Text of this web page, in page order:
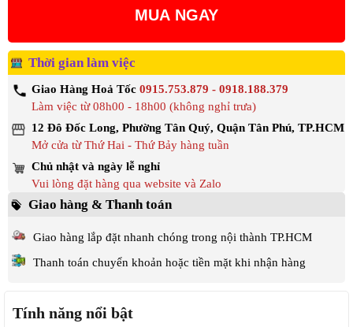
MUA NGAY
Thời gian làm việc
Giao Hàng Hoả Tốc 0915.753.879 - 0918.188.379
Làm việc từ 08h00 - 18h00 (không nghỉ trưa)
12 Đô Đốc Long, Phường Tân Quý, Quận Tân Phú, TP.HCM
Mở cửa từ Thứ Hai - Thứ Bảy hàng tuần
Chủ nhật và ngày lễ nghỉ
Vui lòng đặt hàng qua website và Zalo
Giao hàng & Thanh toán
Giao hàng lắp đặt nhanh chóng trong nội thành TP.HCM
Thanh toán chuyển khoản hoặc tiền mặt khi nhận hàng
Tính năng nổi bật